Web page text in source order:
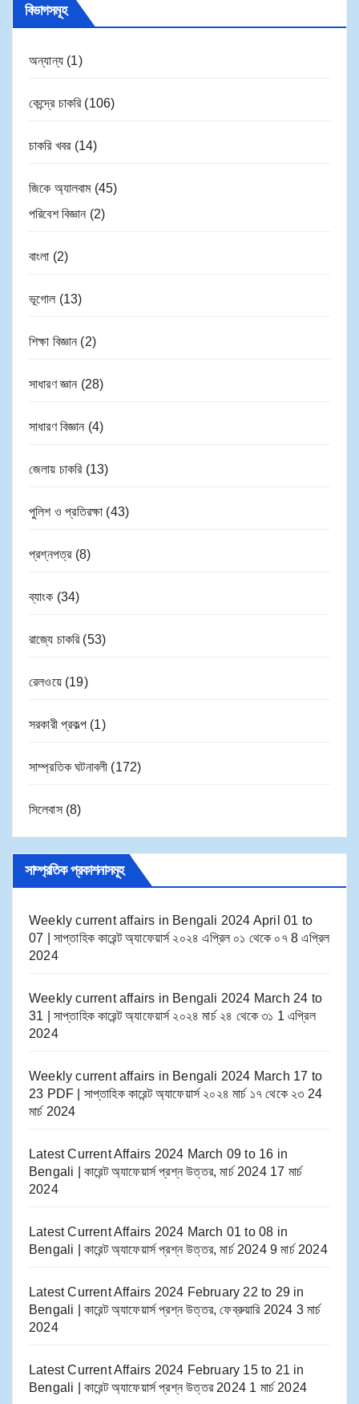
বিভাগসমূহ
অন্যান্য (1)
কেন্দ্রে চাকরি(106)
চাকরি খবর(14)
জিকে অ্যালবাম(45)
পরিবেশ বিজ্ঞান (2)
বাংলা (2)
ভূগোল (13)
শিক্ষা বিজ্ঞান (2)
সাধারণ জ্ঞান (28)
সাধারণ বিজ্ঞান (4)
জেলায় চাকরি(13)
পুলিশ ও প্রতিরক্ষা (43)
প্রশ্নপত্র(8)
ব্যাংক (34)
রাজ্যে চাকরি(53)
রেলওয়ে(19)
সরকারী প্রকল্প (1)
সাম্প্রতিক ঘটনাবলী (172)
সিলেবাস(8)
সাম্প্রতিক প্রকাশনাসমূহ
Weekly current affairs in Bengali 2024 April 01 to
07 | সাপ্তাহিক কারেন্ট অ্যাফেয়ার্স ২০২৪ এপ্রিল ০১ থেকে ০৭ 8 এপ্রিল
2024
Weekly current affairs in Bengali 2024 March 24 to
31 | সাপ্তাহিক কারেন্ট অ্যাফেয়ার্স ২০২৪ মার্চ ২৪ থেকে ৩১ 1 এপ্রিল
2024
Weekly current affairs in Bengali 2024 March 17 to
23 PDF | সাপ্তাহিক কারেন্ট অ্যাফেয়ার্স ২০২৪ মার্চ ১৭ থেকে ২৩ 24
মার্চ 2024
Latest Current Affairs 2024 March 09 to 16​ in
Bengali | কারেন্ট অ্যাফেয়ার্স প্রশ্ন উত্তর, মার্চ 2024 17 মার্চ
2024
Latest Current Affairs 2024 March 01 to 08​ in
Bengali | কারেন্ট অ্যাফেয়ার্স প্রশ্ন উত্তর, মার্চ 2024 9 মার্চ 2024
Latest Current Affairs 2024 February 22 to 29​ in
Bengali | কারেন্ট অ্যাফেয়ার্স প্রশ্ন উত্তর, ফেব্রুয়ারি 2024 3 মার্চ
2024
Latest Current Affairs 2024 February 15 to 21​ in
Bengali | কারেন্ট অ্যাফেয়ার্স প্রশ্ন উত্তর 2024 1 মার্চ 2024